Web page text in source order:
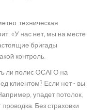
техническая
«У нас нет, мы на месте
бригады
контроль.
ли полис ОСАГО на
клиентом? Если нет - вы
упадет потолок,
Без страховки